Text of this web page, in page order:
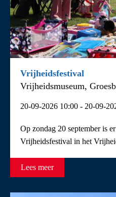
Vrijheidsfestival
Vrijheidsmuseum,
20-09-2026 10:00 - 20-09-
Op zondag 20 september is
Vrijheidsfestival in het
Lees meer